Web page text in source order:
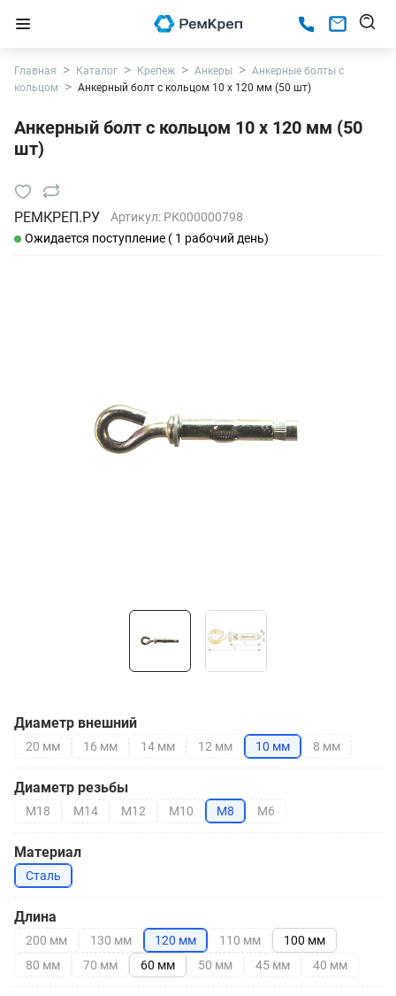
Главная Каталог Крепеж Анкеры
Анкерные болты с
кольцом
Анкерный болт с кольцом 10 х 120 мм (50 шт)
Анкерный болт с кольцом 10 х 120 мм (50
шт)
РЕМКРЕП.РУ Артикул: РК000000798
Ожидается поступление ( 1 рабочий день)
Диаметр внешний
20 мм 16 мм 14 мм 12 мм 10 мм 8 мм
Диаметр резьбы
М18 М14 М12 М10 М8 М6
Материал
Сталь
Длина
200 мм 130 мм 120 мм 110 мм
100 мм
80 мм
70 мм 60 мм 50 мм 45 мм 40 мм